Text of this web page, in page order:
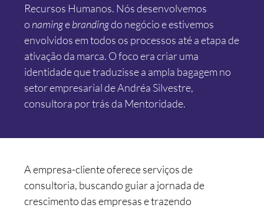
Recursos Humanos. Nós desenvolvemos
o namingebrandingdo negócio e estivemos
envolvidos em todos os processos até a etapa de
ativação da marca. O foco era criar uma
identidade que traduzisse a ampla bagagem no
setor empresarial de Andréa Silvestre,
consultora por trás da Mentoridade.
A empresa-cliente oferece serviços de
consultoria, buscando guiar a jornada de
crescimento das empresas e trazendo